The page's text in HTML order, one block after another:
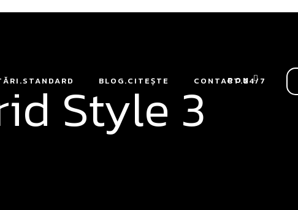
BLOG.CITEȘTE CONTACT.24/7
RON
Style 3